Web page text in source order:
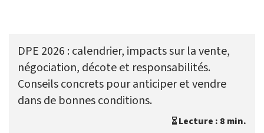
DPE 2026 : calendrier, impacts sur la vente,
négociation, décote et responsabilités.
Conseils concrets pour anticiper et vendre
dans de bonnes conditions.
Lecture : 8 min.